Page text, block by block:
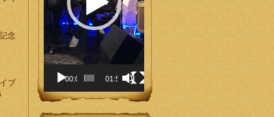
念
ブ
00:00 01:58